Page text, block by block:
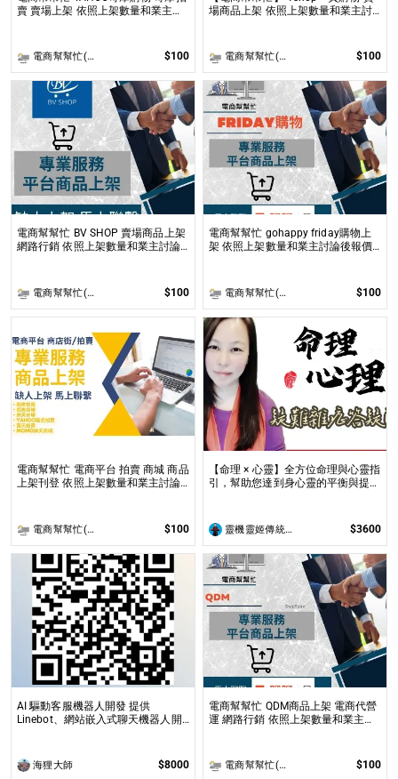
賣 賣場上架 依照上架數量和業主討
電商幫幫忙(電商平台代營運/電商上架/運營策略/網路行銷) $100
場商品上架 依照上架數量和業主討
電商幫幫忙(電商平台代營運/電商上架/運營策略/網路行銷) $100
電商幫幫忙 BV SHOP 賣場商品上架
網路行銷 依照上架數量和業主討論
電商幫幫忙(電商平台代營運/電商上架/運營策略/網路行銷) $100
電商幫幫忙 gohappy friday購物上
架 依照上架數量和業主討論後報價
電商幫幫忙(電商平台代營運/電商上架/運營策略/網路行銷) $100
電商幫幫忙 電商平台 拍賣 商城 商品
上架刊登 依照上架數量和業主討論
電商幫幫忙(電商平台代營運/電商上架/運營策略/網路行銷) $100
【命理 × 心靈】全方位命理與心靈指
引，幫助您達到身心靈的平衡與提升
靈機靈姬傳統文化學院 $3600
AI 驅動客服機器人開發 提供
Linebot、網站嵌入式聊天機器人開
海狸大師 $8000
電商幫幫忙 QDM商品上架 電商代營
運 網路行銷 依照上架數量和業主討
電商幫幫忙(電商平台代營運/電商上架/運營策略/網路行銷) $100